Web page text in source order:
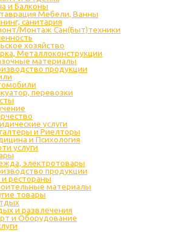
и Балконы
Мебели, Ванны
санитария
Монтаж Сан(Быт)техники
хозяйство
Металлоконструкции
материалы
продукции
перевозки
услуги
и Риелторы
и Психология
услуги
электротовары
продукции
и рестораны
материалы
товары
и развлечения
и Оборудование